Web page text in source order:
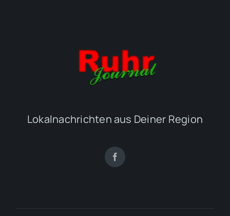
Lokalnachrichten aus Deiner Region